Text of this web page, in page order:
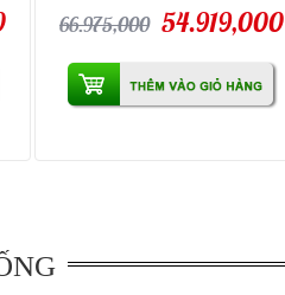
66.975,000 54.919,000